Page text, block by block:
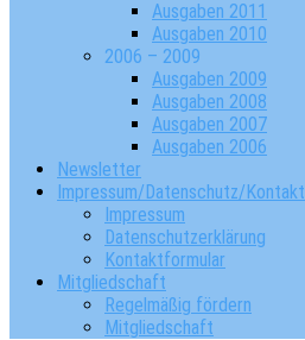
Ausgaben 2011
Ausgaben 2010
2006 – 2009
Ausgaben 2009
Ausgaben 2008
Ausgaben 2007
Ausgaben 2006
Newsletter
Impressum/Datenschutz/Kontakt
Impressum
Datenschutzerklärung
Kontaktformular
Mitgliedschaft
Regelmäßig fördern
Mitgliedschaft